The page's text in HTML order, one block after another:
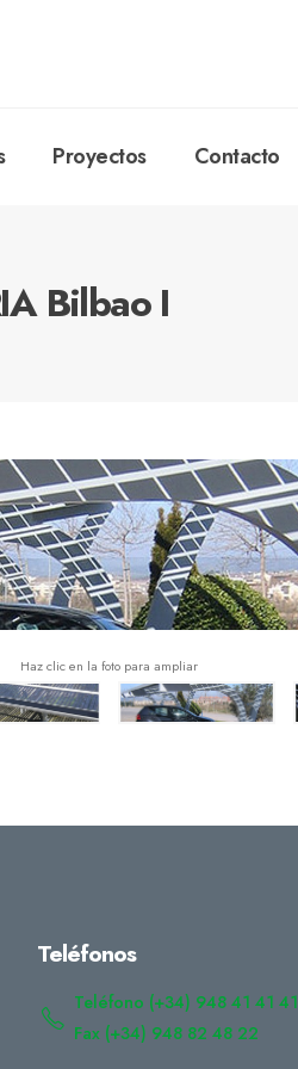
Proyectos Contacto
Bilbao I
Haz clic en la foto para ampliar
Teléfonos
Teléfono (+34) 948 41 41 41
Fax (+34) 948 82 48 22